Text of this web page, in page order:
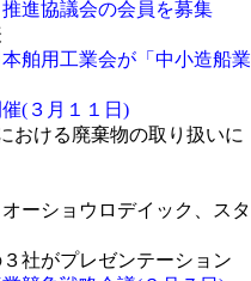
進協議会の会員を募集
舶用工業会が「中小造船業
(３月１１日)
おける廃棄物の取り扱いに
ショウロデイック、スタ
がプレゼンテーション